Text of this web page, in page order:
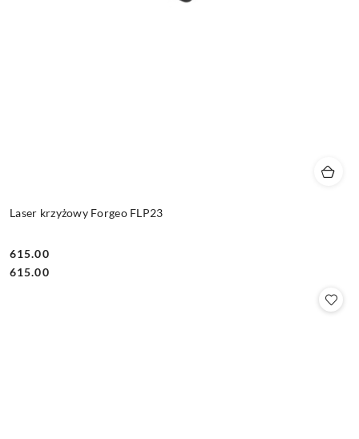
Laser krzyżowy Forgeo FLP23
Cena:
615.00
Cena:
615.00